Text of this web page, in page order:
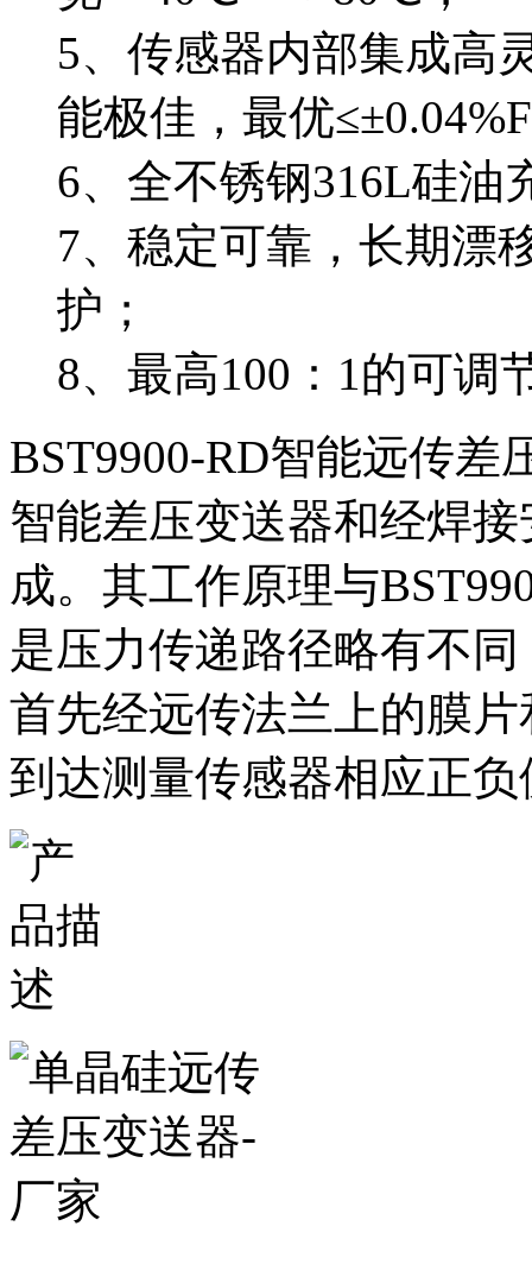
5、传感器内部集成高
能极佳，最优
6、全不锈钢316L硅油
7、稳定可靠，长期漂
护；
8、最高100：1的可调
BST9900-RD智能远传差
智能差压变送器和经焊
成。其工作原理与
是压力传递路径略有不
首先经远传法兰上的膜
到达测量传感器相应正负